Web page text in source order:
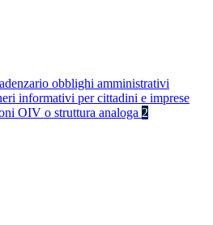
obblighi amministrativi
informativi per cittadini e imprese
OIV o struttura analoga 2